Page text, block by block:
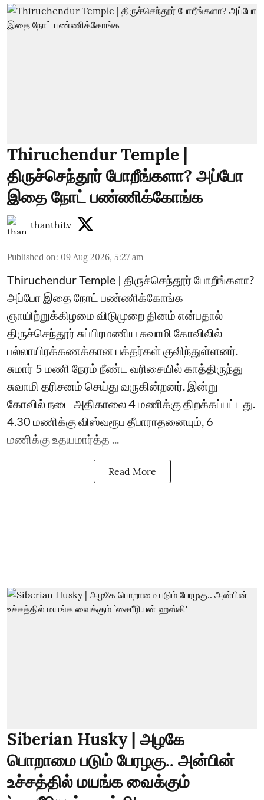
Thiruchendur Temple |
திருச்செந்தூர் போறீங்களா? அப்போ
இதை நோட் பண்ணிக்கோங்க
thanthitv
Published on: 09 Aug 2026, 5:27 am
Thiruchendur Temple | திருச்செந்தூர் போறீங்களா?
அப்போ இதை நோட் பண்ணிக்கோங்க
ஞாயிற்றுக்கிழமை விடுமுறை தினம் என்பதால்
திருச்செந்தூர் சுப்பிரமணிய சுவாமி கோவிலில்
பல்லாயிரக்கணக்கான பக்தர்கள் குவிந்துள்ளனர்.
சுமார் 5 மணி நேரம் நீண்ட வரிசையில் காத்திருந்து
சுவாமி தரிசனம் செய்து வருகின்றனர். இன்று
கோவில் நடை அதிகாலை 4 மணிக்கு திறக்கப்பட்டது.
4.30 மணிக்கு விஸ்வரூப தீபாராதனையும், 6
மணிக்கு உதயமார்த்த ...
Read More
Siberian Husky | அழகே
பொறாமை படும் பேரழகு.. அன்பின்
உச்சத்தில் மயங்க வைக்கும்